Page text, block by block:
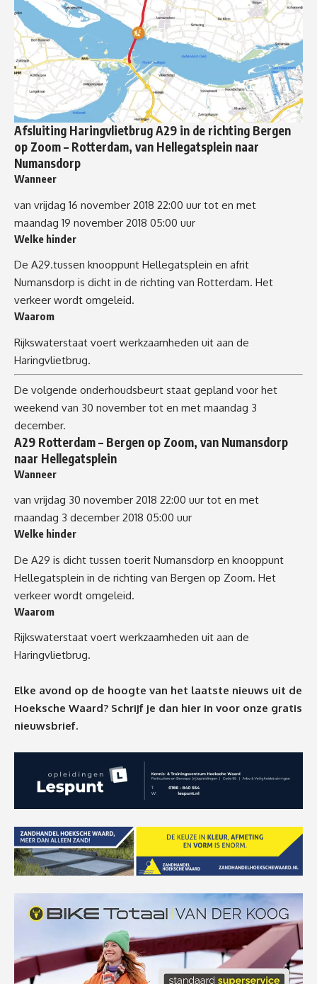
Afsluiting Haringvlietbrug A29 in de richting Bergen
op Zoom – Rotterdam, van Hellegatsplein naar
Numansdorp
Wanneer
van vrijdag 16 november 2018 22:00 uur tot en met
maandag 19 november 2018 05:00 uur
Welke hinder
De A29.tussen knooppunt Hellegatsplein en afrit
Numansdorp is dicht in de richting van Rotterdam. Het
verkeer wordt omgeleid.
Waarom
Rijkswaterstaat voert werkzaamheden uit aan de
Haringvlietbrug.
De volgende onderhoudsbeurt staat gepland voor het
weekend van 30 november tot en met maandag 3
december.
A29 Rotterdam – Bergen op Zoom, van Numansdorp
naar Hellegatsplein
Wanneer
van vrijdag 30 november 2018 22:00 uur tot en met
maandag 3 december 2018 05:00 uur
Welke hinder
De A29 is dicht tussen toerit Numansdorp en knooppunt
Hellegatsplein in de richting van Bergen op Zoom. Het
verkeer wordt omgeleid.
Waarom
Rijkswaterstaat voert werkzaamheden uit aan de
Haringvlietbrug.
Elke avond op de hoogte van het laatste nieuws uit de
Hoeksche Waard? Schrijf je dan hier in voor onze gratis
nieuwsbrief.